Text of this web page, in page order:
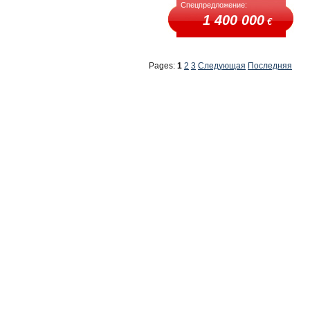
Спецпредложение:
1 400 000€
Pages: 1 2 3 Следующая Последняя